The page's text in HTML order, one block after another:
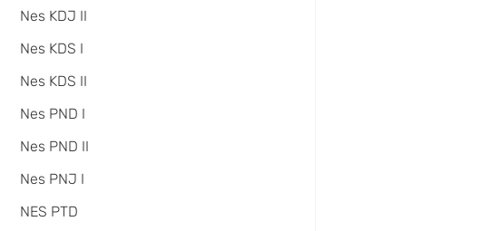
Nes KDJ II
Nes KDS I
Nes KDS II
Nes PND I
Nes PND II
Nes PNJ I
NES PTD